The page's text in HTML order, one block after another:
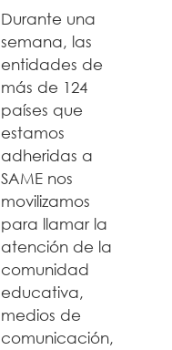
Durante una
semana, las
entidades de
más de 124
países que
estamos
adheridas a
SAME nos
movilizamos
para llamar la
atención de la
comunidad
educativa,
medios de
comunicación,